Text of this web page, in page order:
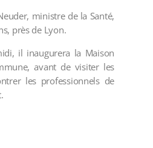
ministre de la Santé,
près de Lyon.
il inaugurera la Maison
avant de visiter les
les professionnels de